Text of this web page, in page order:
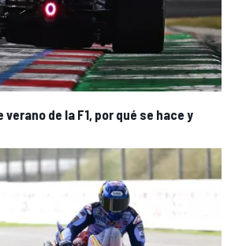
verano de la F1, por qué se hace y